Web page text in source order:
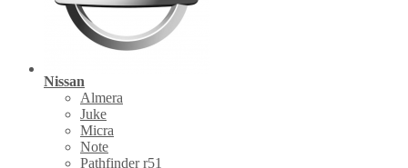
Nissan
Almera
Juke
Micra
Note
Pathfinder r51